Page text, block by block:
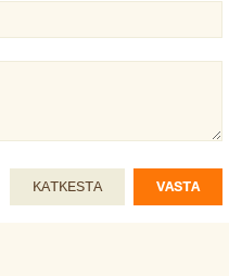
KATKESTA VASTA